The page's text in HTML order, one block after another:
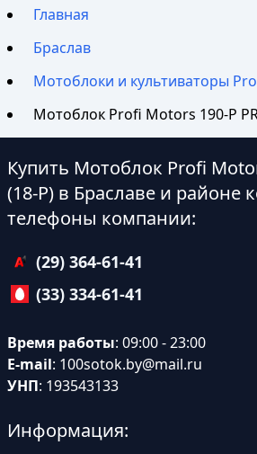
Главная
Браслав
Мотоблоки и культиваторы
Мотоблок Profi Motors 190-P
Купить Мотоблок Profi
(18-P) в Браславе и районе
телефоны компании:
(29) 364-61-41
(33) 334-61-41
Время работы: 09:00 - 23:00
E-mail: 100sotok.by@mail.ru
УНП: 193543133
Информация: